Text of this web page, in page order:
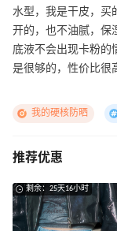
水型，我是干皮，买
开的，也不油腻，保
底液不会出现卡粉的
是很够的，性价比很
我的硬核防晒
推荐优惠
剩余：25天16小时